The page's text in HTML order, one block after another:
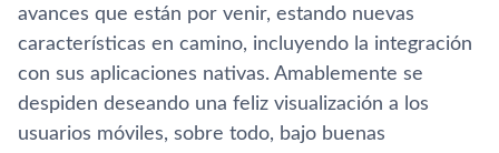
avances que están por venir, estando nuevas
caracterí­sticas en camino, incluyendo la integración
con sus aplicaciones nativas. Amablemente se
despiden deseando una feliz visualización a los
usuarios móviles, sobre todo, bajo buenas